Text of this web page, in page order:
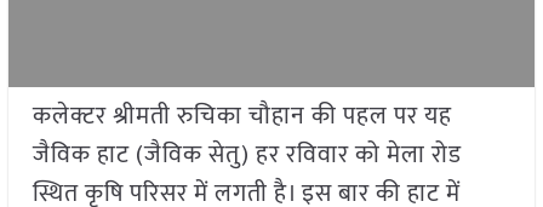
कलेक्टर श्रीमती रुचिका चौहान की पहल पर यह
जैविक हाट (जैविक सेतु) हर रविवार को मेला रोड
स्थित कृषि परिसर में लगती है। इस बार की हाट में